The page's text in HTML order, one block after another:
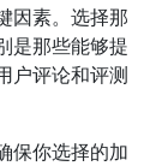
因素。选择那
是那些能够提
户评论和评测
保你选择的加